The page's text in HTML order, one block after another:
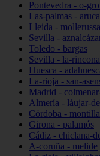
Pontevedra - o-
Las-palmas -
Lleida - mollerussa
Sevilla -
Toledo - bargas
Sevilla - la-
Huesca -
La-rioja - san-
Madrid -
Almería - láujar-
Córdoba - montilla
Girona - palamós
Cádiz - chiclana-
A-coruña - melide